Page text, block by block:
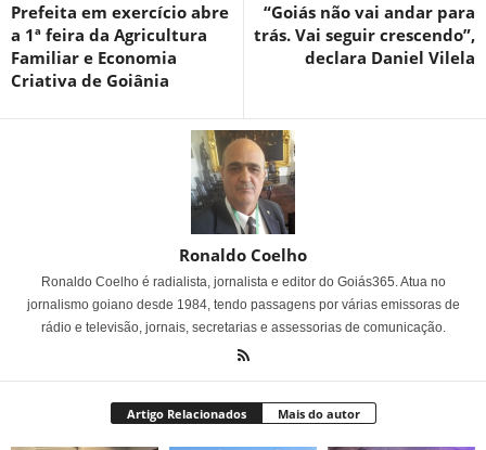
Prefeita em exercício abre
a 1ª feira da Agricultura
Familiar e Economia
Criativa de Goiânia
“Goiás não vai andar para
trás. Vai seguir crescendo”,
declara Daniel Vilela
Ronaldo Coelho
Ronaldo Coelho é radialista, jornalista e editor do Goiás365. Atua no
jornalismo goiano desde 1984, tendo passagens por várias emissoras de
rádio e televisão, jornais, secretarias e assessorias de comunicação.
Artigo Relacionados Mais do autor